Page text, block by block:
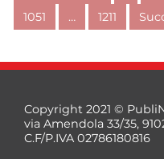
1051
… 1211
Copyright 2021 ©
via Amendola 33/35,
C.F/P.IVA 02786180816